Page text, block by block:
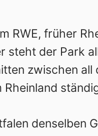
RWE, früher
der Park
zwischen
denselben